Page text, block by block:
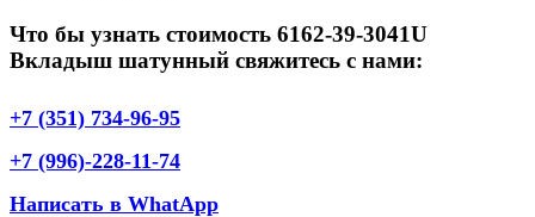
Что бы узнать стоимость 6162-39-3041U
Вкладыш шатунный свяжитесь с нами:
+7 (351) 734-96-95
+7 (996)-228-11-74
Написать в WhatApp